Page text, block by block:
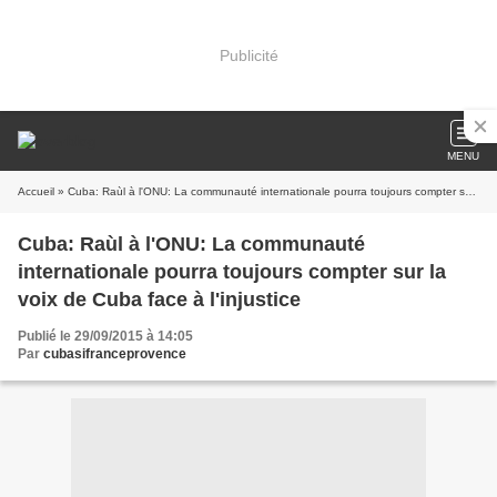
Publicité
MENU
Accueil » Cuba: Raùl à l'ONU: La communauté internationale pourra toujours compter sur la voix de Cuba face à l'injustice
Cuba: Raùl à l'ONU: La communauté
internationale pourra toujours compter sur la
voix de Cuba face à l'injustice
Publié le 29/09/2015 à 14:05
Par cubasifranceprovence